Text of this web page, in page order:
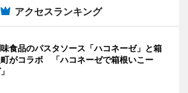
アクセスランキング
食品のパスタソース「ハコネーゼ」と箱
がコラボ 「ハコネーゼで箱根いこー